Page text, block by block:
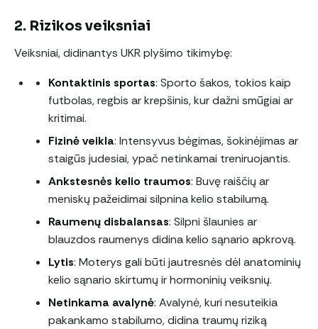
2. Rizikos veiksniai
Veiksniai, didinantys UKR plyšimo tikimybę:
Kontaktinis sportas: Sporto šakos, tokios kaip
futbolas, regbis ar krepšinis, kur dažni smūgiai ar
kritimai.
Fizinė veikla: Intensyvus bėgimas, šokinėjimas ar
staigūs judesiai, ypač netinkamai treniruojantis.
Ankstesnės kelio traumos: Buvę raiščių ar
meniskų pažeidimai silpnina kelio stabilumą.
Raumenų disbalansas: Silpni šlaunies ar
blauzdos raumenys didina kelio sąnario apkrovą.
Lytis: Moterys gali būti jautresnės dėl anatominių
kelio sąnario skirtumų ir hormoninių veiksnių.
Netinkama avalynė: Avalynė, kuri nesuteikia
pakankamo stabilumo, didina traumų riziką